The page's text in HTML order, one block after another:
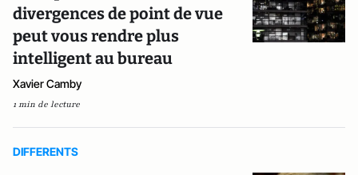
divergences de point de vue
peut vous rendre plus
intelligent au bureau
Xavier Camby
1 min de lecture
DIFFERENTS